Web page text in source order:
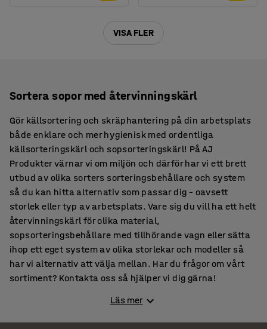
VISA FLER
Sortera sopor med återvinningskärl
Gör källsortering och skräphantering på din arbetsplats
både enklare och mer hygienisk med ordentliga
källsorteringskärl och sopsorteringskärl! På AJ
Produkter värnar vi om miljön och därför har vi ett brett
utbud av olika sorters sorteringsbehållare och system
så du kan hitta alternativ som passar dig – oavsett
storlek eller typ av arbetsplats. Vare sig du vill ha ett helt
återvinningskärl för olika material,
sopsorteringsbehållare med tillhörande vagn eller sätta
ihop ett eget system av olika storlekar och modeller så
har vi alternativ att välja mellan. Har du frågor om vårt
sortiment? Kontakta oss så hjälper vi dig gärna!
Missa inte dessa kategorier
Avfallsbehållare
Läs mer